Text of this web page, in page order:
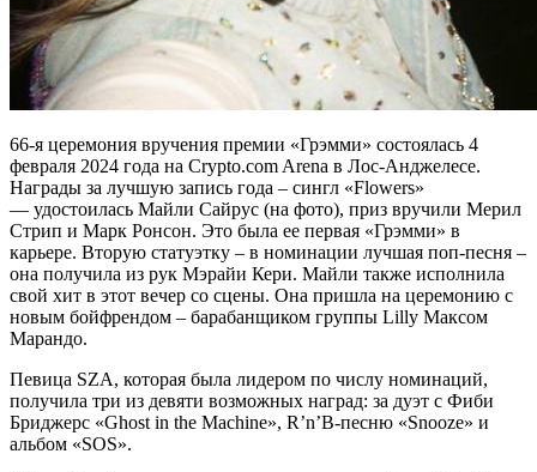
66-я церемония вручения премии «Грэмми» состоялась 4
февраля 2024 года на Crypto.com Arena в Лос-Анджелесе.
Награды за лучшую запись года – сингл «Flowers»
— удостоилась Майли Сайрус (на фото), приз вручили Мерил
Стрип и Марк Ронсон. Это была ее первая «Грэмми» в
карьере. Вторую статуэтку – в номинации лучшая поп-песня –
она получила из рук Мэрайи Кери. Майли также исполнила
свой хит в этот вечер со сцены. Она пришла на церемонию с
новым бойфрендом – барабанщиком группы Lilly Максом
Марандо.
Певица SZA, которая была лидером по числу номинаций,
получила три из девяти возможных наград: за дуэт с Фиби
Бриджерс «Ghost in the Machine», R’n’B-песню «Snooze» и
альбом «SOS».